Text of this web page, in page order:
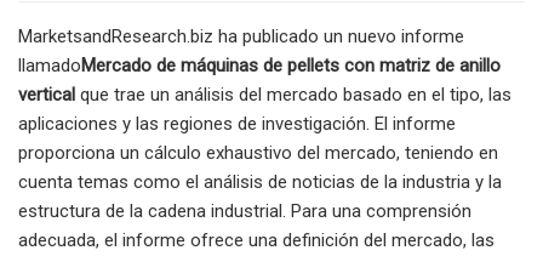
MarketsandResearch.biz ha publicado un nuevo informe
llamadoMercado de máquinas de pellets con matriz de anillo
vertical que trae un análisis del mercado basado en el tipo, las
aplicaciones y las regiones de investigación. El informe
proporciona un cálculo exhaustivo del mercado, teniendo en
cuenta temas como el análisis de noticias de la industria y la
estructura de la cadena industrial. Para una comprensión
adecuada, el informe ofrece una definición del mercado, las